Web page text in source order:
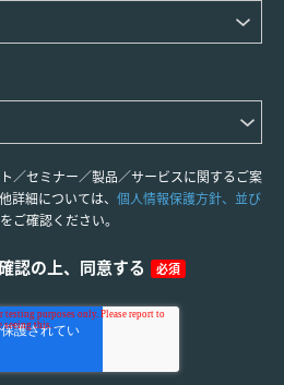
／セミナー／製品／サービスに関するご案
詳細については、 個人情報保護方針、並び
をご確認ください。
認の上、同意する 必須